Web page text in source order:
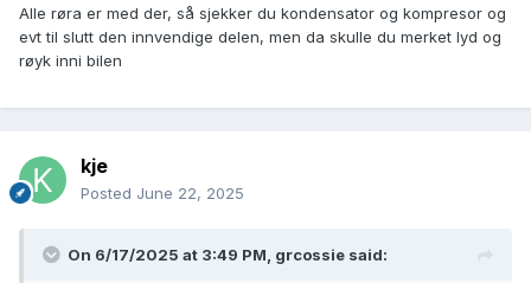
Alle røra er med der, så sjekker du kondensator og kompresor og
evt til slutt den innvendige delen, men da skulle du merket lyd og
røyk inni bilen
kje
Posted June 22, 2025
On 6/17/2025 at 3:49 PM, grcossie said: